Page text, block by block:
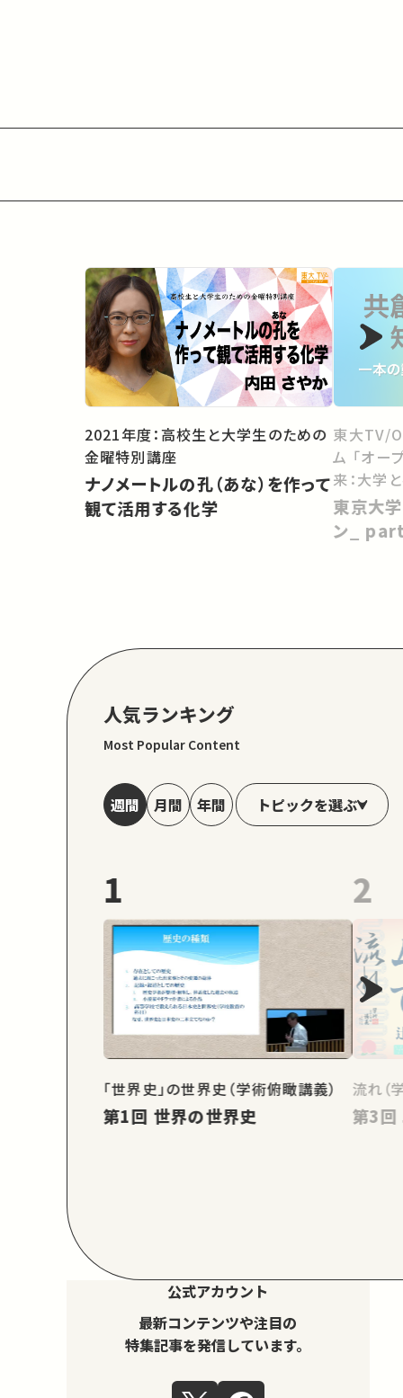
2021年度：高校生と大学生のための
金曜特別講座
ナノメートルの孔（あな）を作って
観て活用する化学
東大TV/
ム 「オー
来：大学
向けて」
東京大
ン_
人気ランキング
Most Popular Content
週間 月間 年間 トピックを選ぶ
1
「世界史」の世界史（学術俯瞰講義）
第1回 世界の世界史
2
流れ（
公式アカウント
最新コンテンツや注目の
特集記事を発信しています。